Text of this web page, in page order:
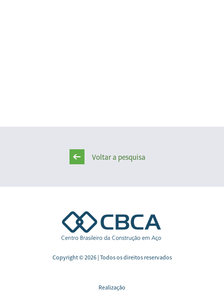
Voltar a pesquisa
Copyright © 2026 | Todos os direitos reservados
Realização